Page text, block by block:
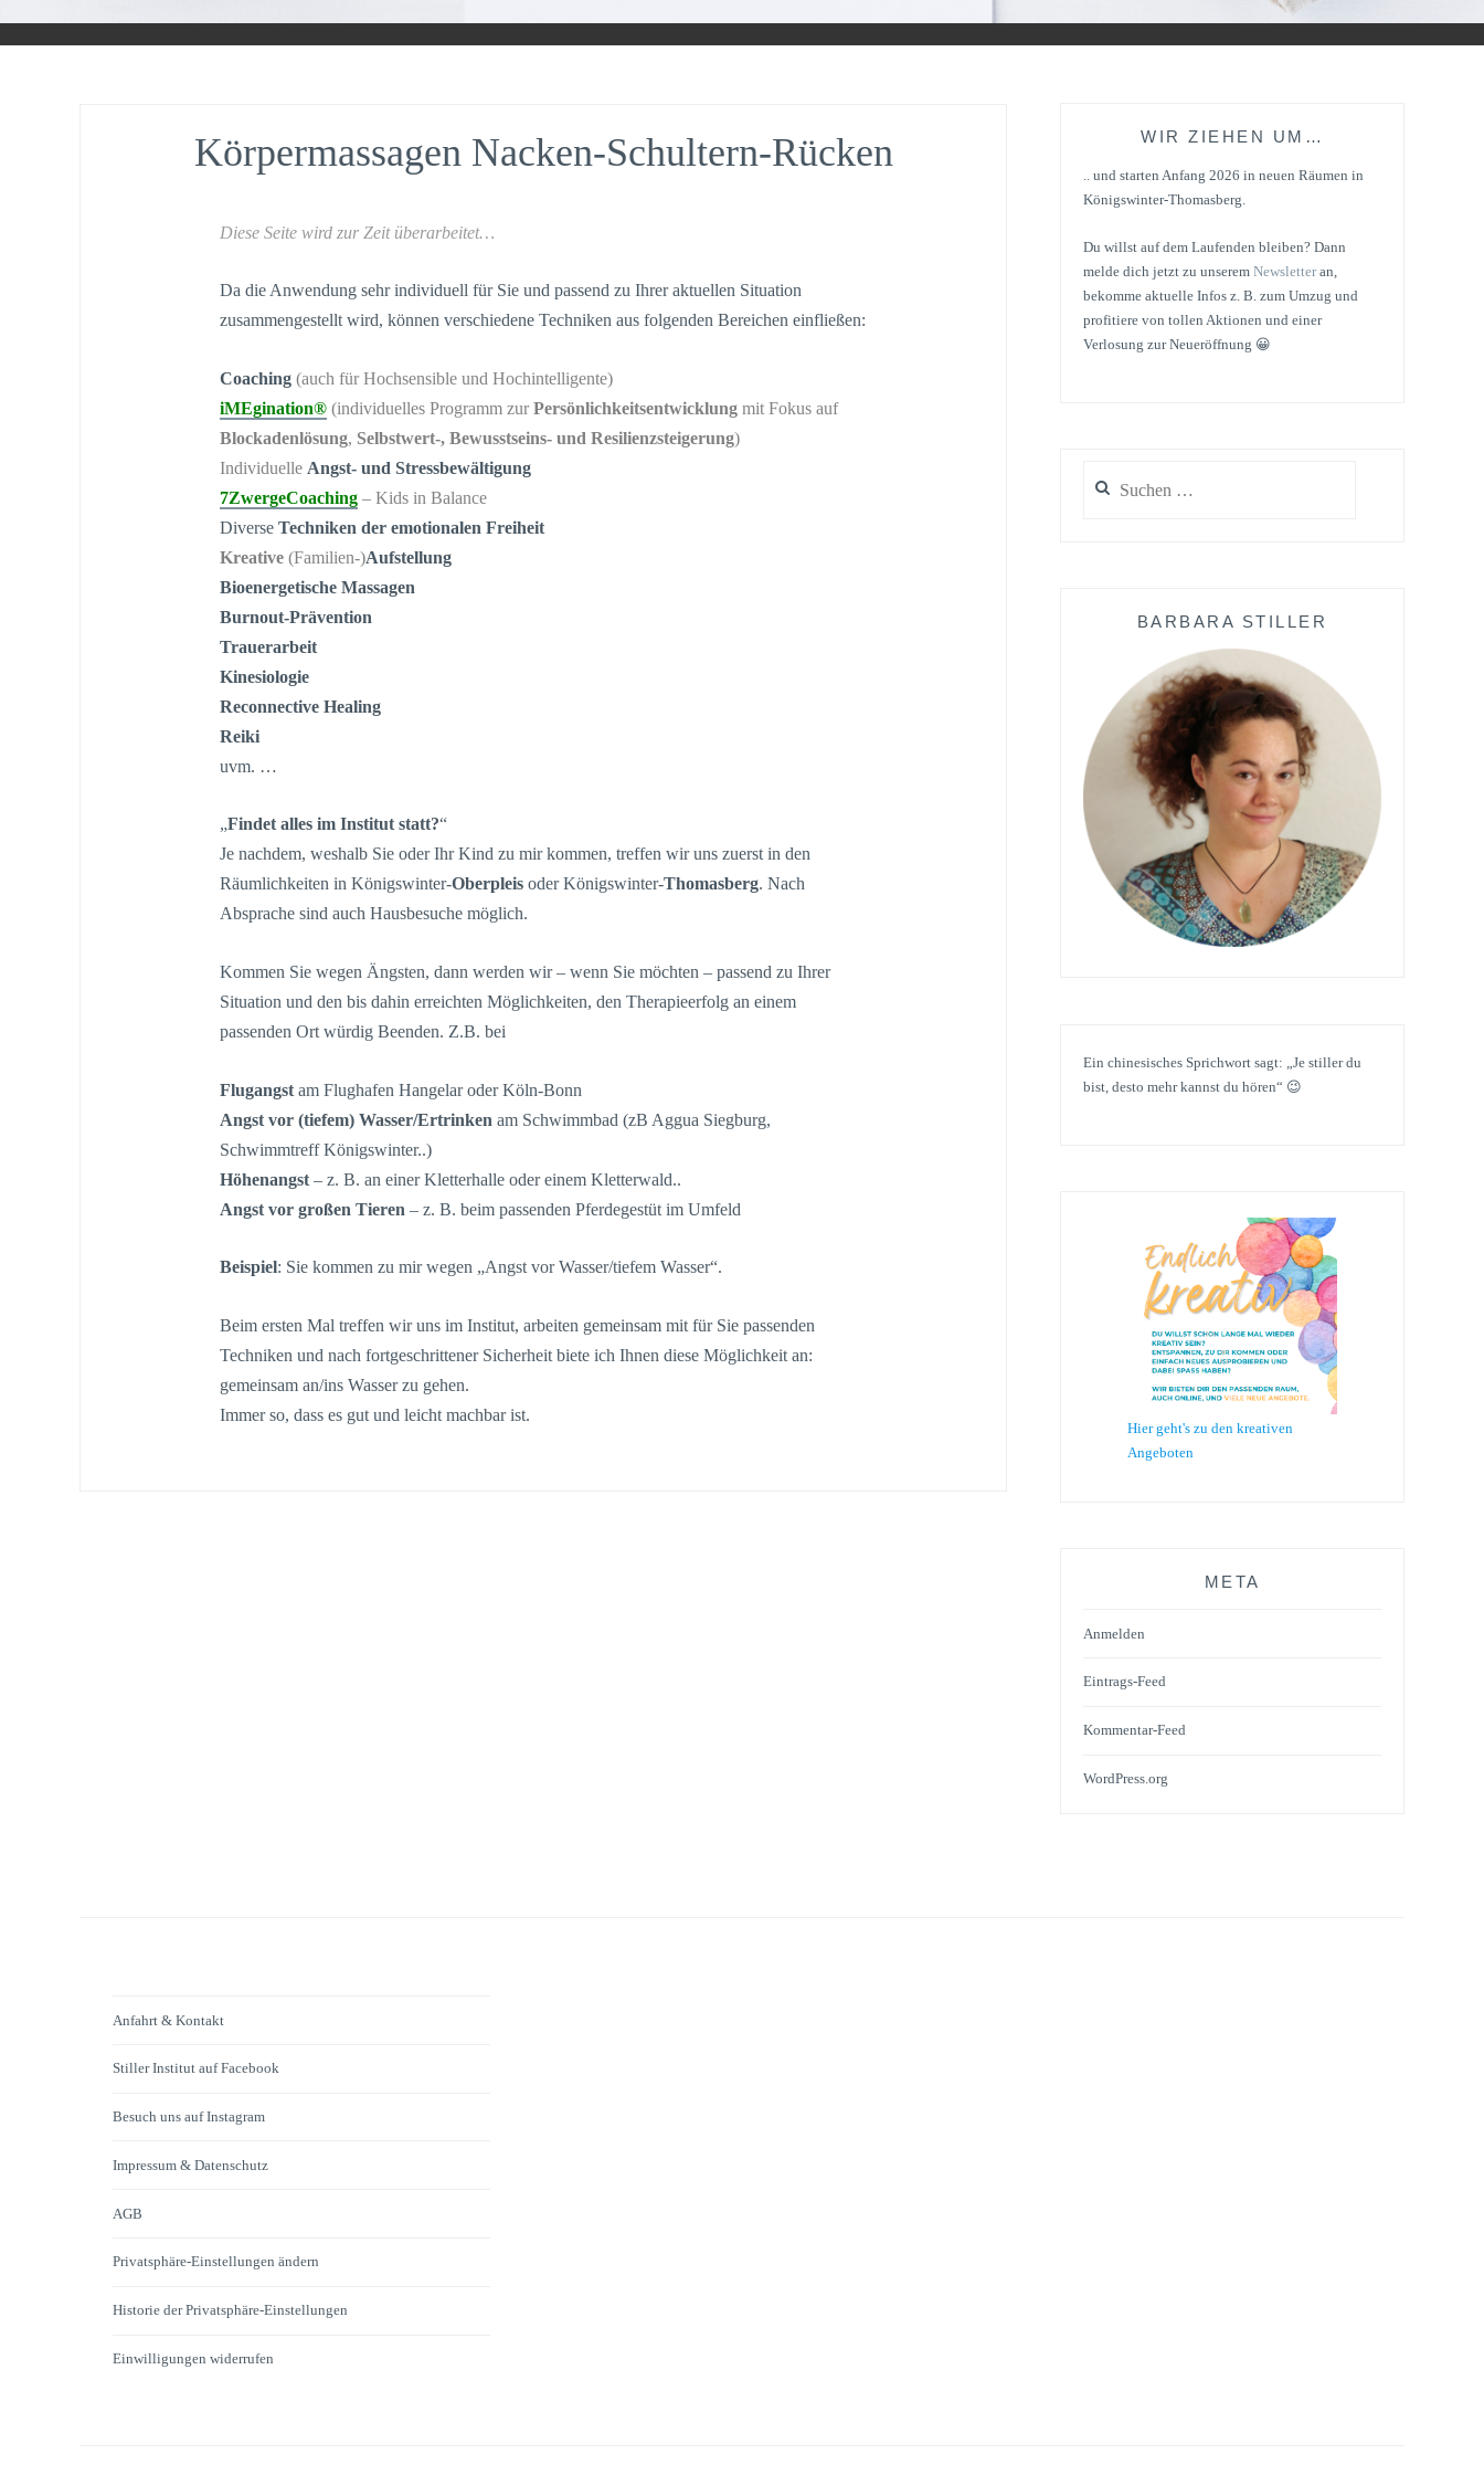
Körpermassagen Nacken-Schultern-Rücken
Diese Seite wird zur Zeit überarbeitet…
Da die Anwendung sehr individuell für Sie und passend zu Ihrer aktuellen Situation
zusammengestellt wird, können verschiedene Techniken aus folgenden Bereichen einfließen:
Coaching(auch für Hochsensible und Hochintelligente)
iMEgination® (individuelles Programm zur Persönlichkeitsentwicklungmit Fokus auf
Blockadenlösung, Selbstwert-, Bewusstseins- und Resilienzsteigerung)
Individuelle Angst- und Stressbewältigung
7ZwergeCoaching – Kids in Balance
DiverseTechniken der emotionalen Freiheit
Kreative(Familien-)Aufstellung
Bioenergetische Massagen
Burnout-Prävention
Trauerarbeit
Kinesiologie
Reconnective Healing
Reiki
uvm. …
„Findet alles im Institut statt?“
Je nachdem, weshalb Sie oder Ihr Kind zu mir kommen, treffen wir uns zuerst in den
Räumlichkeiten in Königswinter-Oberpleisoder Königswinter-Thomasberg. Nach
Absprache sind auch Hausbesuche möglich.
Kommen Sie wegen Ängsten, dann werden wir – wenn Sie möchten – passend zu Ihrer
Situation und den bis dahin erreichten Möglichkeiten, den Therapieerfolg an einem
passenden Ort würdig Beenden. Z.B. bei
Flugangstam Flughafen Hangelar oder Köln-Bonn
Angst vor (tiefem) Wasser/Ertrinken am Schwimmbad (zB Aggua Siegburg,
Schwimmtreff Königswinter..)
Höhenangst– z. B. an einer Kletterhalle oder einem Kletterwald..
Angst vor großen Tieren – z. B. beim passenden Pferdegestüt im Umfeld
Beispiel: Sie kommen zu mir wegen „Angst vor Wasser/tiefem Wasser“.
Beim ersten Mal treffen wir uns im Institut, arbeiten gemeinsam mit für Sie passenden
Techniken und nach fortgeschrittener Sicherheit biete ich Ihnen diese Möglichkeit an:
gemeinsam an/ins Wasser zu gehen.
Immer so, dass es gut und leicht machbar ist.
WIR ZIEHEN UM…
.. und starten Anfang 2026 in neuen Räumen in
Königswinter-Thomasberg.
Du willst auf dem Laufenden bleiben? Dann
melde dich jetzt zu unserem Newsletteran,
bekomme aktuelle Infos z. B. zum Umzug und
profitiere von tollen Aktionen und einer
Verlosung zur Neueröffnung 😀
nach:
BARBARA STILLER
Ein chinesisches Sprichwort sagt: „Je stiller du
bist, desto mehr kannst du hören“ 😉
Hier geht's zu den kreativen
Angeboten
META
Anmelden
Eintrags-Feed
Kommentar-Feed
WordPress.org
Anfahrt & Kontakt
Stiller Institut auf Facebook
Besuch uns auf Instagram
Impressum & Datenschutz
AGB
Privatsphäre-Einstellungen ändern
Historie der Privatsphäre-Einstellungen
Einwilligungen widerrufen